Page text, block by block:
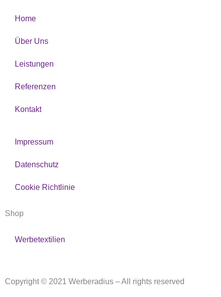
Home
Über Uns
Leistungen
Referenzen
Kontakt
Impressum
Datenschutz
Cookie Richtlinie
Shop
Werbetextilien
Copyright © 2021 Werberadius – All rights reserved